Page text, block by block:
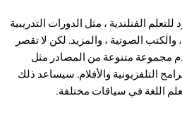
للتعلم الفنلندية ، مثل الدورات التدريبية
والكتب الصوتية ، والمزيد. لكن لا تقصر
مجموعة متنوعة من المصادر مثل
التلفزيونية والأفلام. سيساعد ذلك
اللغة في سياقات مختلفة.